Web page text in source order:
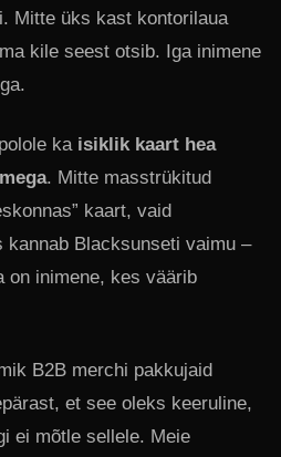
Mitte üks kast kontorilaua
kile seest otsib. Iga inimene
ka isiklik kaart hea
. Mitte masstrükitud
kaart, vaid
kannab Blacksunseti vaimu –
on inimene, kes väärib
B2B merchi pakkujaid
et see oleks keeruline,
ei mõtle sellele. Meie